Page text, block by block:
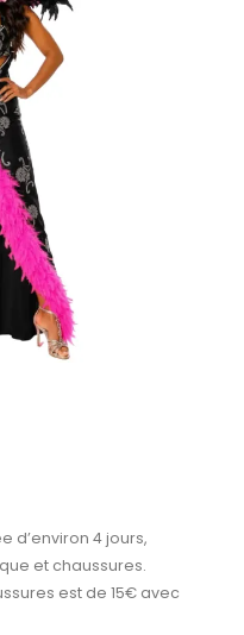
d’environ 4 jours,
et chaussures.
est de 15€ avec